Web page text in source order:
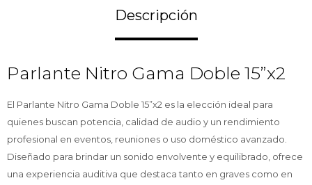
Descripción
Parlante Nitro Gama Doble 15”x2
El Parlante Nitro Gama Doble 15”x2 es la elección ideal para
quienes buscan potencia, calidad de audio y un rendimiento
profesional en eventos, reuniones o uso doméstico avanzado.
Diseñado para brindar un sonido envolvente y equilibrado, ofrece
una experiencia auditiva que destaca tanto en graves como en